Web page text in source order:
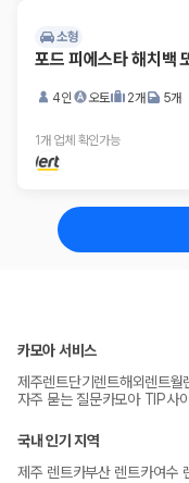
소형
포드 피에스타 해치백
4인 오토 2개 5개
1개 업체 확인가능
카모아 서비스
제주렌트단기렌트해외렌트월
자주 묻는 질문카모아 TIP사
국내 인기 지역
제주 렌트카부산 렌트카여수